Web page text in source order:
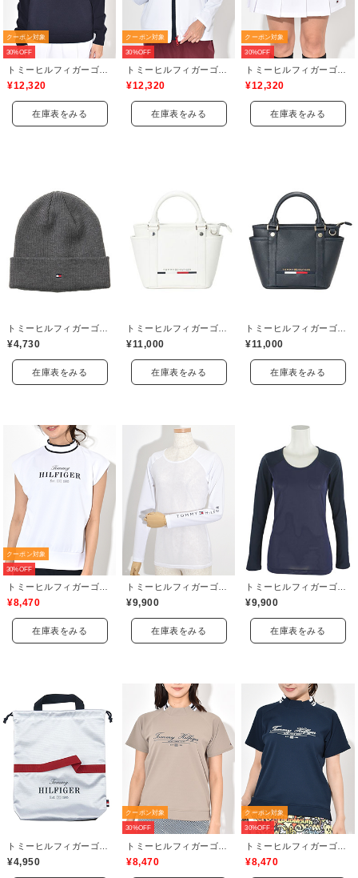
クーポン対象
30%OFF
¥12,320
在庫表をみる
クーポン対象
30%OFF
¥12,320
在庫表をみる
クーポン対象
30%OFF
¥12,320
在庫表をみる
¥4,730
在庫表をみる
¥11,000
在庫表をみる
¥11,000
在庫表をみる
クーポン対象
30%OFF
¥8,470
在庫表をみる
¥9,900
在庫表をみる
¥9,900
在庫表をみる
¥4,950
クーポン対象
30%OFF
¥8,470
クーポン対象
30%OFF
¥8,470